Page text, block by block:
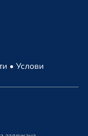
• Услови